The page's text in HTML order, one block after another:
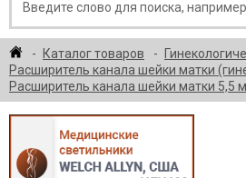
Каталог товаров
Расширитель канала шейки матки
Расширитель канала шейки матки 5,5